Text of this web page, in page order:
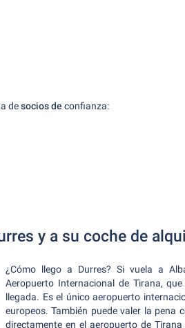
desocios de confianza:
y a su coche de
¿Cómo llego a Durres? Si vuela a
Aeropuerto Internacional de Tirana,
llegada. Es el único aeropuerto
europeos. También puede valer la pena
directamente en el aeropuerto de